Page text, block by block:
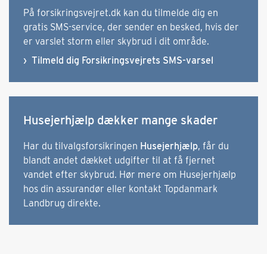
På forsikringsvejret.dk kan du tilmelde dig en
gratis SMS-service, der sender en besked, hvis der
er varslet storm eller skybrud i dit område.
Tilmeld dig Forsikringsvejrets SMS-varsel
Husejerhjælp dækker mange skader
Har du tilvalgsforsikringen Husejerhjælp, får du
blandt andet dækket udgifter til at få fjernet
vandet efter skybrud. Hør mere om Husejerhjælp
hos din assurandør eller kontakt Topdanmark
Landbrug direkte.